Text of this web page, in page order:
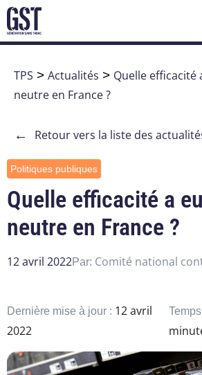
TPS > Actualités > Quelle efficacité
neutre en France ?
← Retour vers la liste des
Politiques publiques
Quelle efficacité a
neutre en France ?
12 avril 2022Par: Comité national
Dernière mise à jour : 12 avril
2022